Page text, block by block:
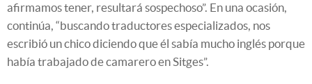
afirmamos tener, resultará sospechoso”. En una ocasión,
continúa, “buscando traductores especializados, nos
escribió un chico diciendo que él sabía mucho inglés porque
había trabajado de camarero en Sitges”.